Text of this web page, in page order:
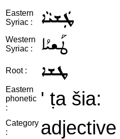
Eastern
Syriac :
ܛܲܫܝܵܐ
Western
Syriac :
ܛܰܫܝܳܐ
Root : ܛܫܐ
Eastern
phonetic
:
' ṭa šia:
Category
:
adjective